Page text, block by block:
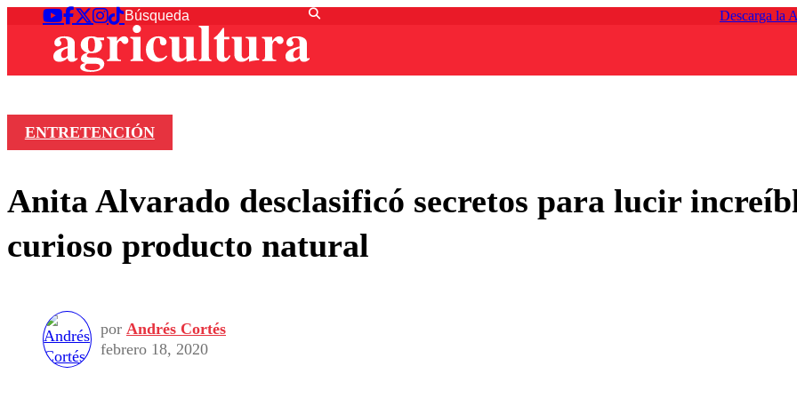
Descarga la
ENTRETENCIÓN
Anita Alvarado desclasificó secretos para lucir
curioso producto natural
por Andrés Cortés
febrero 18, 2020